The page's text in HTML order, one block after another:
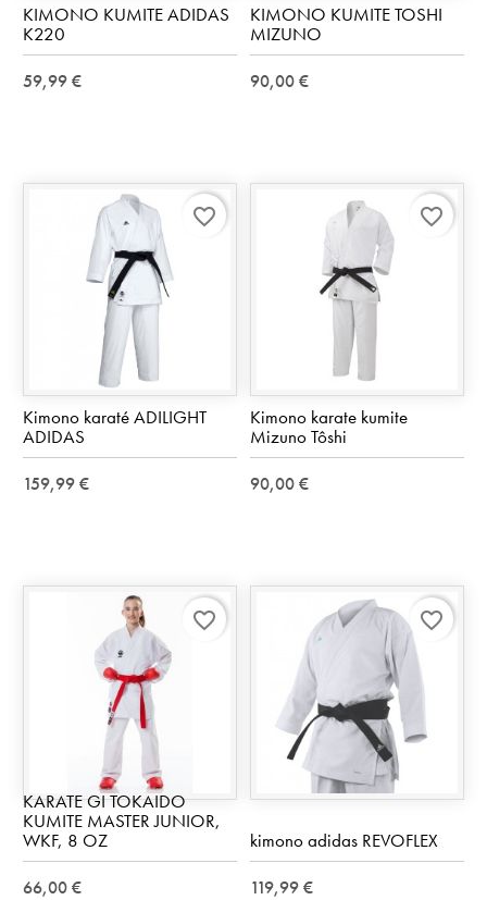
KIMONO KUMITE ADIDAS
K220
59,99 €
KIMONO KUMITE TOSHI
MIZUNO
90,00 €
Kimono karaté ADILIGHT
ADIDAS
159,99 €
favorite_border
Kimono karate kumite
Mizuno Tôshi
90,00 €
favorite_border
KARATE GI TOKAIDO
KUMITE MASTER JUNIOR,
WKF, 8 OZ
66,00 €
favorite_border
kimono adidas REVOFLEX
119,99 €
favorite_border